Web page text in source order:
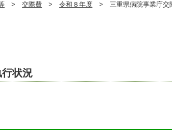
> 交際費 > 令和８年度 > 三重県病院事業庁交
状況